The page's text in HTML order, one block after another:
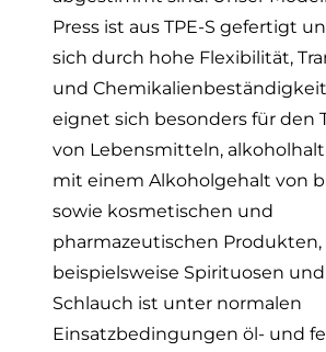
Press ist aus TPE-S gefertigt
sich durch hohe Flexibilität,
und Chemikalienbeständigkeit
eignet sich besonders für den
von Lebensmitteln,
mit einem Alkoholgehalt von
sowie kosmetischen und
pharmazeutischen Produkten,
beispielsweise Spirituosen und
Schlauch ist unter normalen
Einsatzbedingungen öl- und